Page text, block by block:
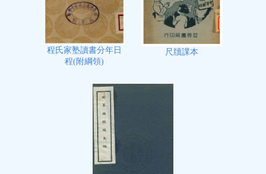
程氏家塾讀書分年日
程(附綱領)
尺牘課本